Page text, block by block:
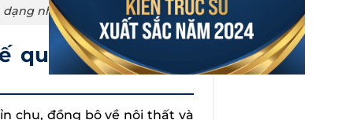
nhu cầu của khách hàng
cafe bánh
chu, đồng bộ về nội thất và